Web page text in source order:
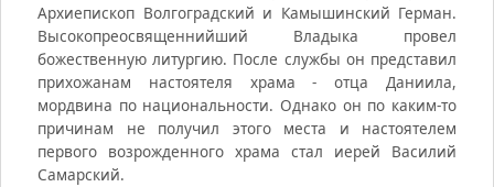
Архиепископ Волгоградский и Камышинский Герман.
Высокопреосвященнийший Владыка провел
божественную литургию. После службы он представил
прихожанам настоятеля храма - отца Даниила,
мордвина по национальности. Однако он по каким-то
причинам не получил этого места и настоятелем
первого возрожденного храма стал иерей Василий
Самарский.